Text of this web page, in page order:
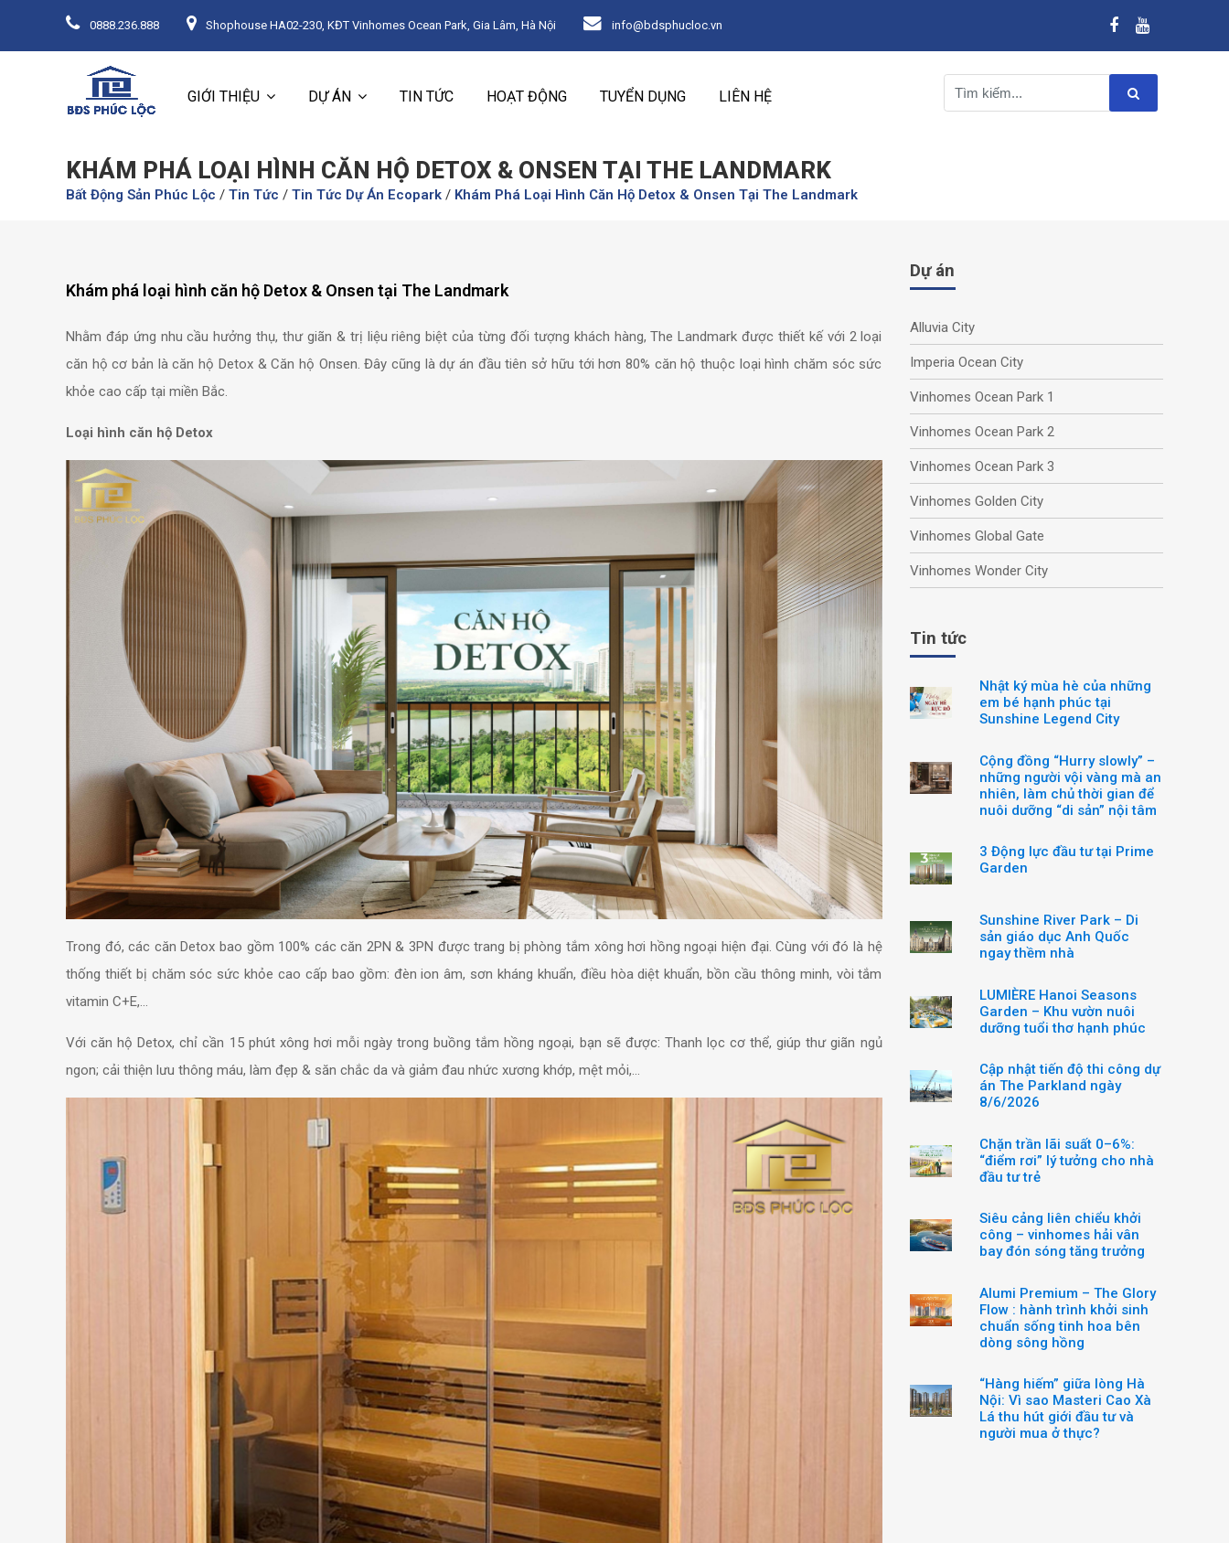
0888.236.888 Shophouse HA02-230, KĐT Vinhomes Ocean Park, Gia Lâm, Hà Nội info@bdsphucloc.vn
GIỚI THIỆU DỰ ÁN TIN TỨC HOẠT ĐỘNG TUYỂN DỤNG LIÊN HỆ
KHÁM PHÁ LOẠI HÌNH CĂN HỘ DETOX & ONSEN TẠI THE LANDMARK
Bất Động Sản Phúc Lộc / Tin Tức / Tin Tức Dự Án Ecopark / Khám Phá Loại Hình Căn Hộ Detox & Onsen Tại The Landmark
Khám phá loại hình căn hộ Detox & Onsen tại The Landmark
Nhằm đáp ứng nhu cầu hưởng thụ, thư giãn & trị liệu riêng biệt của từng đối tượng khách hàng, The Landmark được thiết kế với 2 loại
căn hộ cơ bản là căn hộ Detox & Căn hộ Onsen. Đây cũng là dự án đầu tiên sở hữu tới hơn 80% căn hộ thuộc loại hình chăm sóc sức
khỏe cao cấp tại miền Bắc.
Loại hình căn hộ Detox
Trong đó, các căn Detox bao gồm 100% các căn 2PN & 3PN được trang bị phòng tắm xông hơi hồng ngoại hiện đại. Cùng với đó là hệ
thống thiết bị chăm sóc sức khỏe cao cấp bao gồm: đèn ion âm, sơn kháng khuẩn, điều hòa diệt khuẩn, bồn cầu thông minh, vòi tắm
vitamin C+E,…
Với căn hộ Detox, chỉ cần 15 phút xông hơi mỗi ngày trong buồng tắm hồng ngoại, bạn sẽ được: Thanh lọc cơ thể, giúp thư giãn ngủ
ngon; cải thiện lưu thông máu, làm đẹp & săn chắc da và giảm đau nhức xương khớp, mệt mỏi,…
Dự án
Alluvia City
Imperia Ocean City
Vinhomes Ocean Park 1
Vinhomes Ocean Park 2
Vinhomes Ocean Park 3
Vinhomes Golden City
Vinhomes Global Gate
Vinhomes Wonder City
Tin tức
Nhật ký mùa hè của những
em bé hạnh phúc tại
Sunshine Legend City
Cộng đồng “Hurry slowly” –
những người vội vàng mà an
nhiên, làm chủ thời gian để
nuôi dưỡng “di sản” nội tâm
3 Động lực đầu tư tại Prime
Garden
Sunshine River Park – Di
sản giáo dục Anh Quốc
ngay thềm nhà
LUMIÈRE Hanoi Seasons
Garden – Khu vườn nuôi
dưỡng tuổi thơ hạnh phúc
Cập nhật tiến độ thi công dự
án The Parkland ngày
8/6/2026
Chặn trần lãi suất 0–6%:
“điểm rơi” lý tưởng cho nhà
đầu tư trẻ
Siêu cảng liên chiểu khởi
công – vinhomes hải vân
bay đón sóng tăng trưởng
Alumi Premium – The Glory
Flow : hành trình khởi sinh
chuẩn sống tinh hoa bên
dòng sông hồng
“Hàng hiếm” giữa lòng Hà
Nội: Vì sao Masteri Cao Xà
Lá thu hút giới đầu tư và
người mua ở thực?